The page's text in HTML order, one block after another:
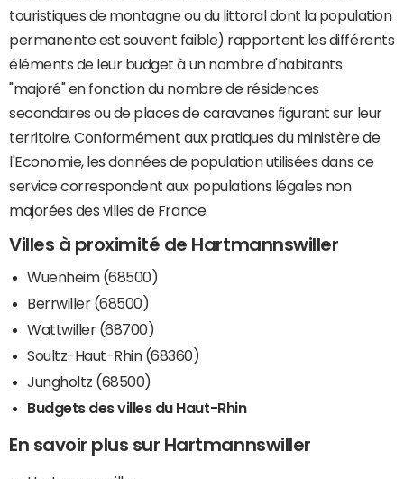
touristiques de montagne ou du littoral dont la population
permanente est souvent faible) rapportent les différents
éléments de leur budget à un nombre d'habitants
"majoré" en fonction du nombre de résidences
secondaires ou de places de caravanes figurant sur leur
territoire. Conformément aux pratiques du ministère de
l'Economie, les données de population utilisées dans ce
service correspondent aux populations légales non
majorées des villes de France.
Villes à proximité de Hartmannswiller
Wuenheim (68500)
Berrwiller (68500)
Wattwiller (68700)
Soultz-Haut-Rhin (68360)
Jungholtz (68500)
Budgets des villes du Haut-Rhin
En savoir plus sur Hartmannswiller